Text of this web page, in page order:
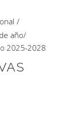
año/
2025-2028